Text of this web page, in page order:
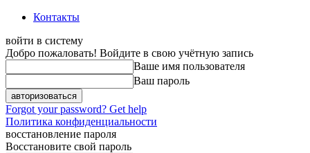
Контакты
войти в систему
Добро пожаловать! Войдите в свою учётную запись
Ваше имя пользователя
Ваш пароль
Forgot your password? Get help
Политика конфиденциальности
восстановление пароля
Восстановите свой пароль